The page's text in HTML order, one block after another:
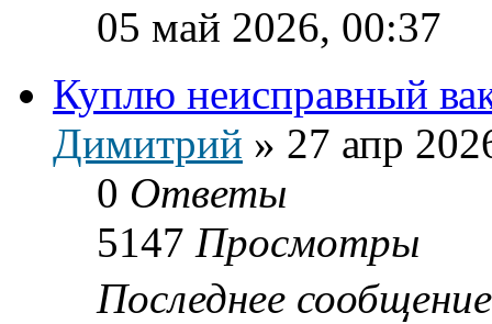
05 май 2026, 00:37
Куплю неисправный
Димитрий » 27 апр
0 Ответы
5147 Просмотры
Последнее